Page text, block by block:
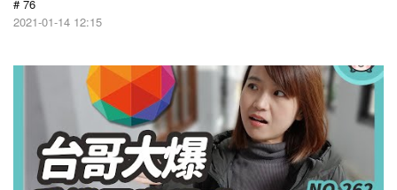
# 76
2021-01-14 12:15